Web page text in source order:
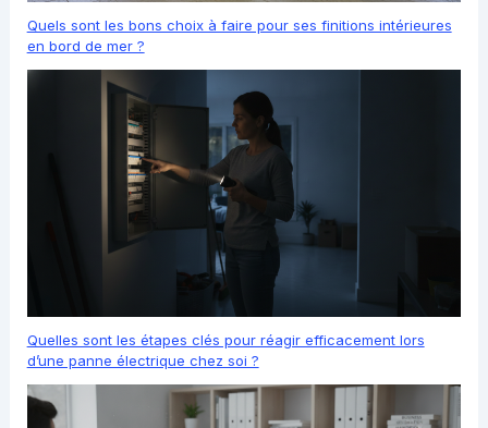
Quels sont les bons choix à faire pour ses finitions intérieures
en bord de mer ?
Quelles sont les étapes clés pour réagir efficacement lors
d’une panne électrique chez soi ?